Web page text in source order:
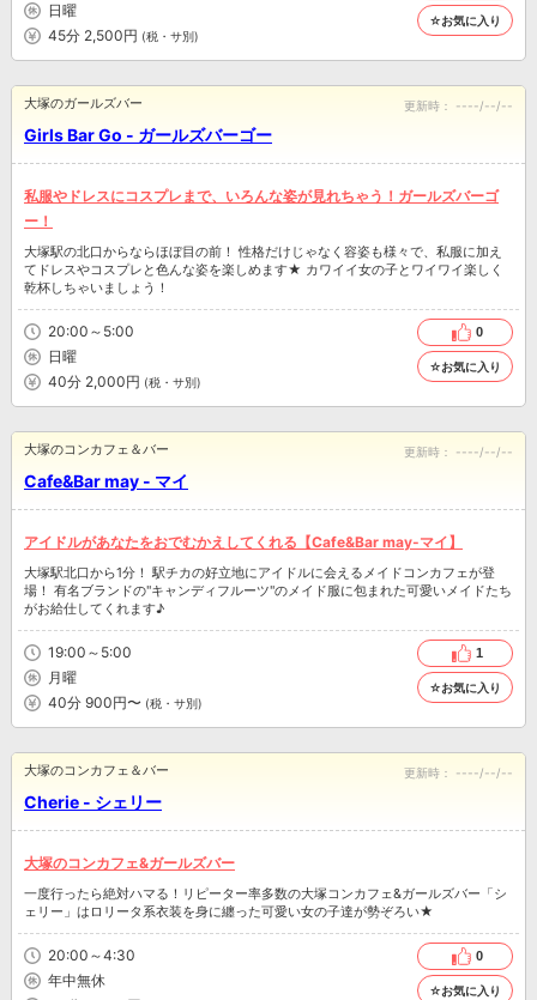
日曜
45分 2,500円 (税・サ別)
☆お気に入り
Girls Bar Go - ガールズバーゴー
大塚のガールズバー 更新時： ----/--/--
私服やドレスにコスプレまで、いろんな姿が見れちゃう！ガールズバーゴ
ー！
大塚駅の北口からならほぼ目の前！ 性格だけじゃなく容姿も様々で、私服に加え
てドレスやコスプレと色んな姿を楽しめます★ カワイイ女の子とワイワイ楽しく
乾杯しちゃいましょう！
20:00～5:00
日曜
40分 2,000円 (税・サ別)
0
☆お気に入り
Cafe&Bar may - マイ
大塚のコンカフェ＆バー 更新時： ----/--/--
アイドルがあなたをおでむかえしてくれる【Cafe&Bar may-マイ】
大塚駅北口から1分！ 駅チカの好立地にアイドルに会えるメイドコンカフェが登
場！ 有名ブランドの"キャンディフルーツ"のメイド服に包まれた可愛いメイドたち
がお給仕してくれます♪
19:00～5:00
月曜
40分 900円〜 (税・サ別)
1
☆お気に入り
Cherie - シェリー
大塚のコンカフェ＆バー 更新時： ----/--/--
大塚のコンカフェ&ガールズバー
一度行ったら絶対ハマる！リピーター率多数の大塚コンカフェ&ガールズバー「シ
ェリー」はロリータ系衣装を身に纏った可愛い女の子達が勢ぞろい★
20:00～4:30
年中無休
0
☆お気に入り